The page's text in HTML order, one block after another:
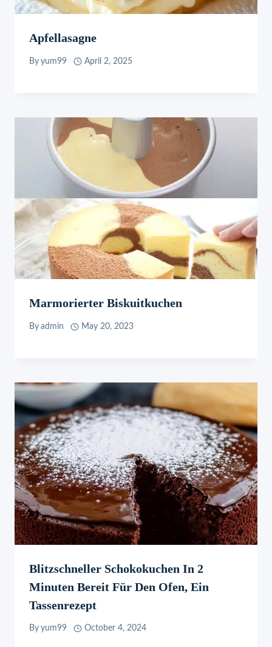
Apfellasagne
By yum99 April 2, 2025
Marmorierter Biskuitkuchen
By admin May 20, 2023
Blitzschneller Schokokuchen In 2
Minuten Bereit Für Den Ofen, Ein
Tassenrezept
By yum99 October 4, 2024